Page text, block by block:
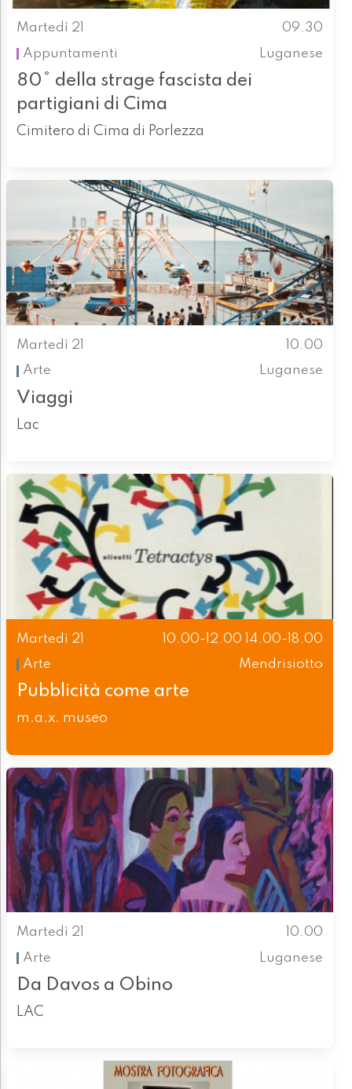
Martedì 21
09.30
Appuntamenti
Luganese
80° della strage fascista dei
partigiani di Cima
Cimitero di Cima di Porlezza
Martedì 21
10.00
Arte
Luganese
Viaggi
Lac
Martedì 21
10.00-12.00 14.00-18.00
Arte
Mendrisiotto
Pubblicità come arte
m.a.x. museo
Martedì 21
10.00
Arte
Luganese
Da Davos a Obino
LAC